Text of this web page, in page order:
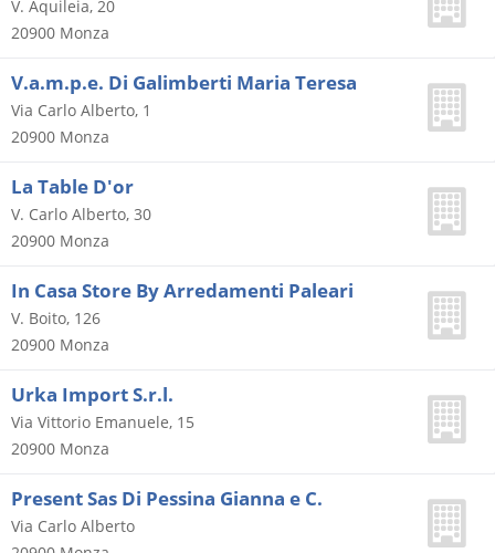
V. Aquileia, 20
20900 Monza
V.a.m.p.e. Di Galimberti Maria Teresa
Via Carlo Alberto, 1
20900 Monza
La Table D'or
V. Carlo Alberto, 30
20900 Monza
In Casa Store By Arredamenti Paleari
V. Boito, 126
20900 Monza
Urka Import S.r.l.
Via Vittorio Emanuele, 15
20900 Monza
Present Sas Di Pessina Gianna e C.
Via Carlo Alberto